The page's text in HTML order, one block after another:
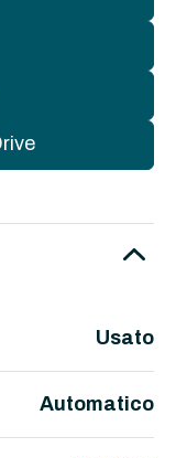
Usato
Automatico